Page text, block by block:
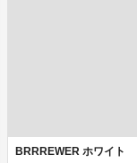
BRRREWER ホワイト